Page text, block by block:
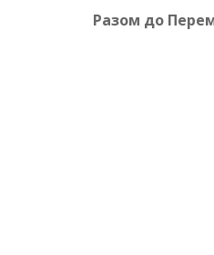
Разом до